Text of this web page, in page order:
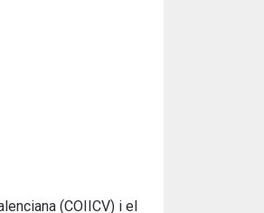
(COIICV) i el